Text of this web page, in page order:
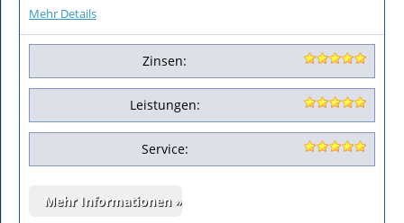
Mehr Details
Zinsen:
Leistungen:
Service: